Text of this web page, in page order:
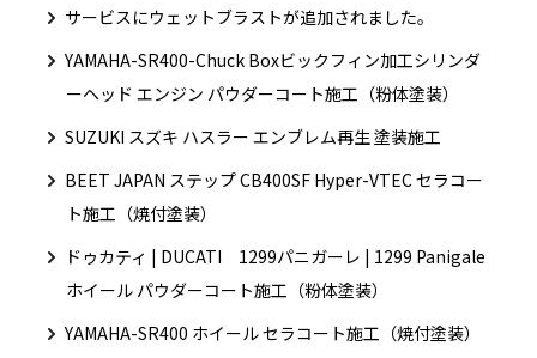
サービスにウェットブラストが追加されました。
YAMAHA-SR400-Chuck Boxビックフィン加工シリンダ
ーヘッド エンジン パウダーコート施工（粉体塗装）
SUZUKI スズキ ハスラー エンブレム再生 塗装施工
BEET JAPAN ステップ CB400SF Hyper-VTEC セラコー
ト施工（焼付塗装）
ドゥカティ | DUCATI 1299パニガーレ | 1299 Panigale
ホイール パウダーコート施工（粉体塗装）
YAMAHA-SR400 ホイール セラコート施工（焼付塗装）